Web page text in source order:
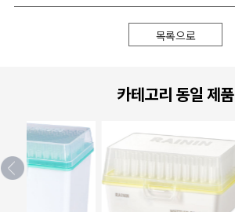
목록으로
카테고리 동일 제품